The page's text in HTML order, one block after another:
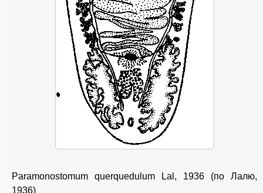
Paramonostomum querquedulum Lal, 1936 (по Лалю,
1936)